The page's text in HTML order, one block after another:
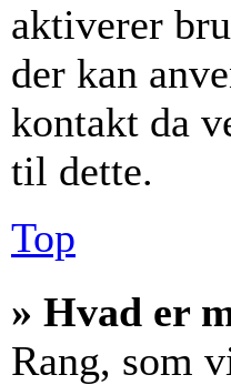
aktiverer
der kan
kontakt da
til dette.
Top
» Hvad er
Rang, som